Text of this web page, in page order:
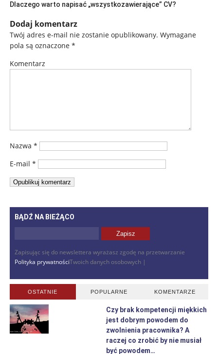
Dlaczego warto napisać „wszystkozawierające” CV?
Dodaj komentarz
Twój adres e-mail nie zostanie opublikowany. Wymagane
pola są oznaczone *
Komentarz
Nazwa *
E-mail *
BĄDŹ NA BIEŻĄCO
Zapisując się do newslettera wyrażasz zgodę na przetwarzanie
Twoich danych osobowych |
Polityka prywatności
OSTATNIE POPULARNE KOMENTARZE
Czy brak kompetencji miękkich
jest dobrym powodem do
zwolnienia pracownika? A
raczej co zrobić by nie musiał
być powodem…